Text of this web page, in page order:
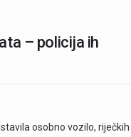
– policija ih
osobno vozilo, riječkih